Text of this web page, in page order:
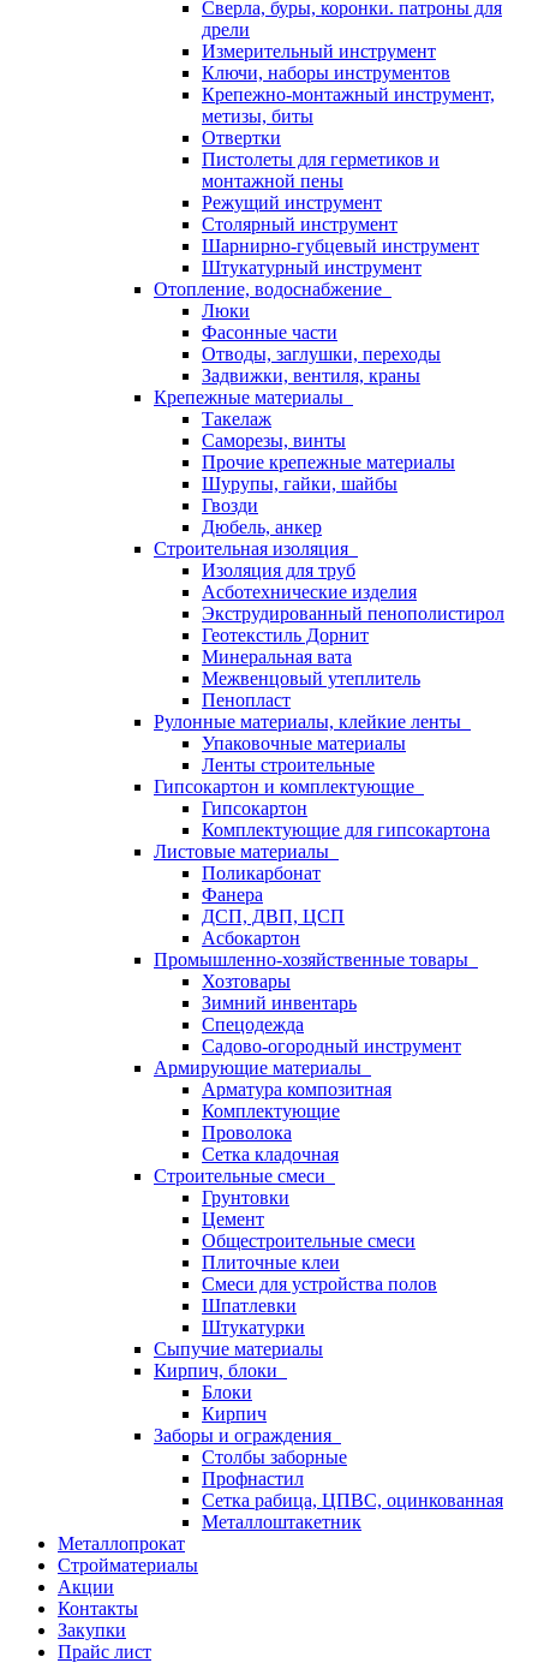
Сверла, буры, коронки. патроны для
дрели
Измерительный инструмент
Ключи, наборы инструментов
Крепежно-монтажный инструмент,
метизы, биты
Отвертки
Пистолеты для герметиков и
монтажной пены
Режущий инструмент
Столярный инструмент
Шарнирно-губцевый инструмент
Штукатурный инструмент
Отопление, водоснабжение
Люки
Фасонные части
Отводы, заглушки, переходы
Задвижки, вентиля, краны
Крепежные материалы
Такелаж
Саморезы, винты
Прочие крепежные материалы
Шурупы, гайки, шайбы
Гвозди
Дюбель, анкер
Строительная изоляция
Изоляция для труб
Асботехнические изделия
Экструдированный пенополистирол
Геотекстиль Дорнит
Минеральная вата
Межвенцовый утеплитель
Пенопласт
Рулонные материалы, клейкие ленты
Упаковочные материалы
Ленты строительные
Гипсокартон и комплектующие
Гипсокартон
Комплектующие для гипсокартона
Листовые материалы
Поликарбонат
Фанера
ДСП, ДВП, ЦСП
Асбокартон
Промышленно-хозяйственные товары
Хозтовары
Зимний инвентарь
Спецодежда
Садово-огородный инструмент
Армирующие материалы
Арматура композитная
Комплектующие
Проволока
Сетка кладочная
Строительные смеси
Грунтовки
Цемент
Общестроительные смеси
Плиточные клеи
Смеси для устройства полов
Шпатлевки
Штукатурки
Сыпучие материалы
Кирпич, блоки
Блоки
Кирпич
Заборы и ограждения
Столбы заборные
Профнастил
Сетка рабица, ЦПВС, оцинкованная
Металлоштакетник
Металлопрокат
Стройматериалы
Акции
Контакты
Закупки
Прайс лист